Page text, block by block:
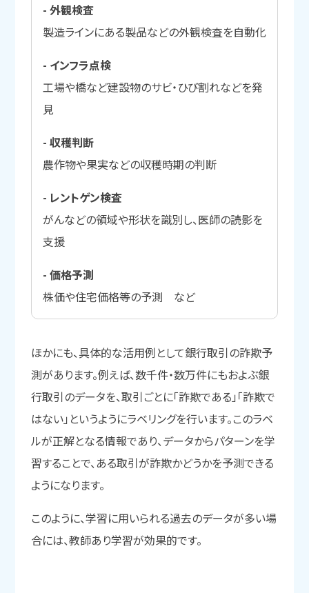
- 外観検査
製造ラインにある製品などの外観検査を自動化
- インフラ点検
工場や橋など建設物のサビ・ひび割れなどを発
見
- 収穫判断
農作物や果実などの収穫時期の判断
- レントゲン検査
がんなどの領域や形状を識別し、医師の読影を
支援
- 価格予測
株価や住宅価格等の予測 など
ほかにも、具体的な活用例として銀行取引の詐欺予
測があります。例えば、数千件・数万件にもおよぶ銀
行取引のデータを、取引ごとに「詐欺である」「詐欺で
はない」というようにラベリングを行います。このラベ
ルが正解となる情報であり、データからパターンを学
習することで、ある取引が詐欺かどうかを予測できる
ようになります。
このように、学習に用いられる過去のデータが多い場
合には、教師あり学習が効果的です。